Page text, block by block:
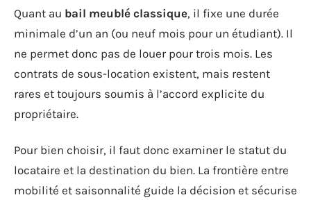
Quant au bail meublé classique, il fixe une durée
minimale d’un an (ou neuf mois pour un étudiant). Il
ne permet donc pas de louer pour trois mois. Les
contrats de sous-location existent, mais restent
rares et toujours soumis à l’accord explicite du
propriétaire.
Pour bien choisir, il faut donc examiner le statut du
locataire et la destination du bien. La frontière entre
mobilité et saisonnalité guide la décision et sécurise